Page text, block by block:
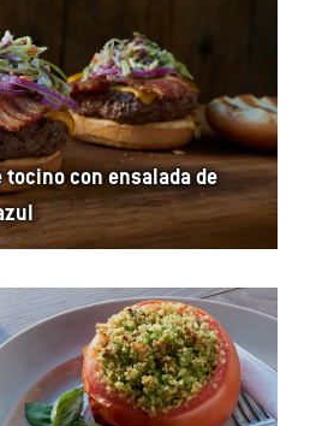
tocino con ensalada de